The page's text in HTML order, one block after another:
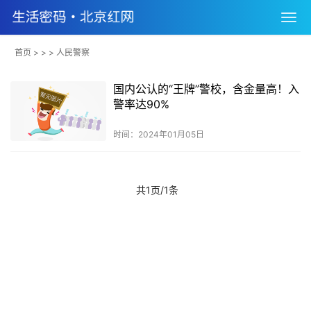
首页 > > > 人民警察
国内公认的“王牌”警校，含金量高！入
警率达90%
时间：2024年01月05日
共1页/1条